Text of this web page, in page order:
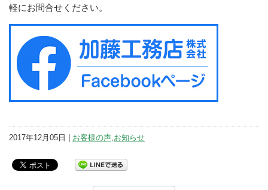
軽にお問合せください。
2017年12月05日 | お客様の声 お知らせ